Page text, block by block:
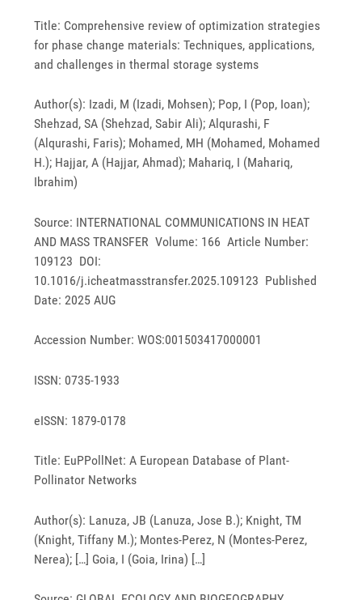
Title: Comprehensive review of optimization strategies
for phase change materials: Techniques, applications,
and challenges in thermal storage systems
Author(s): Izadi, M (Izadi, Mohsen); Pop, I (Pop, Ioan);
Shehzad, SA (Shehzad, Sabir Ali); Alqurashi, F
(Alqurashi, Faris); Mohamed, MH (Mohamed, Mohamed
H.); Hajjar, A (Hajjar, Ahmad); Mahariq, I (Mahariq,
Ibrahim)
Source: INTERNATIONAL COMMUNICATIONS IN HEAT
AND MASS TRANSFER Volume: 166 Article Number:
109123 DOI:
10.1016/j.icheatmasstransfer.2025.109123 Published
Date: 2025 AUG
Accession Number: WOS:001503417000001
ISSN: 0735-1933
eISSN: 1879-0178
Title: EuPPollNet: A European Database of Plant-
Pollinator Networks
Author(s): Lanuza, JB (Lanuza, Jose B.); Knight, TM
(Knight, Tiffany M.); Montes-Perez, N (Montes-Perez,
Nerea); […] Goia, I (Goia, Irina) […]